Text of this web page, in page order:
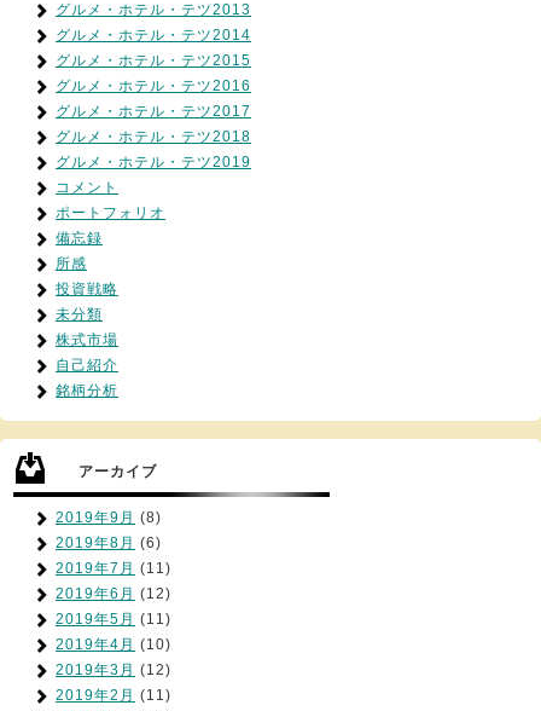
グルメ・ホテル・テツ2013
グルメ・ホテル・テツ2014
グルメ・ホテル・テツ2015
グルメ・ホテル・テツ2016
グルメ・ホテル・テツ2017
グルメ・ホテル・テツ2018
グルメ・ホテル・テツ2019
コメント
ポートフォリオ
備忘録
所感
投資戦略
未分類
株式市場
自己紹介
銘柄分析
アーカイブ
2019年9月 (8)
2019年8月 (6)
2019年7月 (11)
2019年6月 (12)
2019年5月 (11)
2019年4月 (10)
2019年3月 (12)
2019年2月 (11)